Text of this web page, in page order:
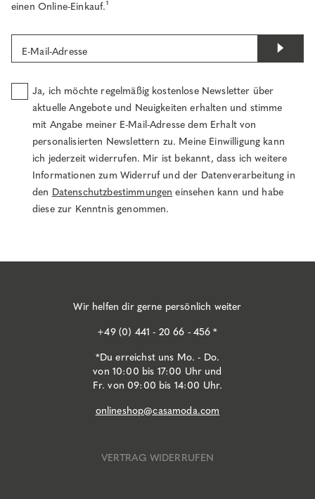
einen Online-Einkauf.¹
E-Mail-Adresse
Ja, ich möchte regelmäßig kostenlose Newsletter über
aktuelle Angebote und Neuigkeiten erhalten und stimme
mit Angabe meiner E-Mail-Adresse dem Erhalt von
personalisierten Newslettern zu. Meine Einwilligung kann
ich jederzeit widerrufen. Mir ist bekannt, dass ich weitere
Informationen zum Widerruf und der Datenverarbeitung in
den Datenschutzbestimmungen einsehen kann und habe
diese zur Kenntnis genommen.
Wir helfen dir gerne persönlich weiter
+49 (0) 441 - 20 66 - 456 *
*Du erreichst uns Mo. - Do.
von 10:00 bis 17:00 Uhr und
Fr. von 09:00 bis 14:00 Uhr.
onlineshop@casamoda.com
VERTRAG WIDERRUFEN